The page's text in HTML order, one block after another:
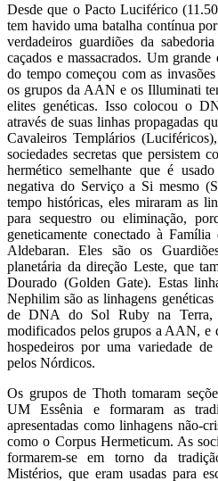
Desde que o Pacto Luciférico
tem havido uma batalha contínua
verdadeiros guardiões da
caçados e massacrados. Um
do tempo começou com as
os grupos da AAN e os Illuminati
elites genéticas. Isso colocou o
através de suas linhas propagadas
Cavaleiros Templários
sociedades secretas que persistem
hermético semelhante que é
negativa do Serviço a Si mesmo
tempo históricas, eles miraram as
para sequestro ou eliminação,
geneticamente conectado à
Aldebaran. Eles são os
planetária da direção Leste, que
Dourado (Golden Gate). Estas
Nephilim são as linhagens
de DNA do Sol Ruby na Terra,
modificados pelos grupos a AAN, e
hospedeiros por uma variedade
pelos Nórdicos.
Os grupos de Thoth tomaram
UM Essênia e formaram as
apresentadas como linhagens não-
como o Corpus Hermeticum. As
formarem-se em torno da
Mistérios, que eram usadas para